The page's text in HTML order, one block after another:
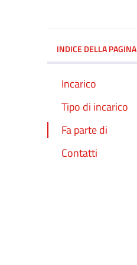
INDICE DELLA PAGINA
Incarico
Tipo di incarico
Fa parte di
Contatti